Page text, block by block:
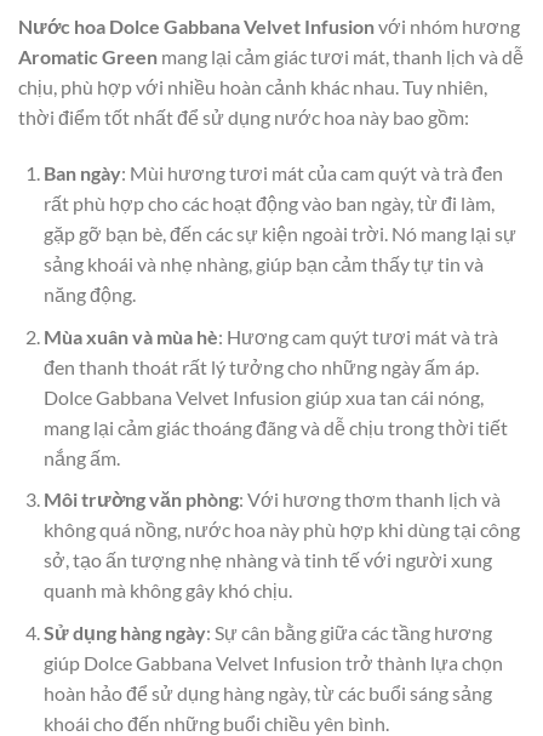
Nước hoa Dolce Gabbana Velvet Infusionvới nhóm hương
Aromatic Green mang lại cảm giác tươi mát, thanh lịch và dễ
chịu, phù hợp với nhiều hoàn cảnh khác nhau. Tuy nhiên,
thời điểm tốt nhất để sử dụng nước hoa này bao gồm:
Ban ngày: Mùi hương tươi mát của cam quýt và trà đen
rất phù hợp cho các hoạt động vào ban ngày, từ đi làm,
gặp gỡ bạn bè, đến các sự kiện ngoài trời. Nó mang lại sự
sảng khoái và nhẹ nhàng, giúp bạn cảm thấy tự tin và
năng động.
Mùa xuân và mùa hè: Hương cam quýt tươi mát và trà
đen thanh thoát rất lý tưởng cho những ngày ấm áp.
Dolce Gabbana Velvet Infusion giúp xua tan cái nóng,
mang lại cảm giác thoáng đãng và dễ chịu trong thời tiết
nắng ấm.
Môi trường văn phòng: Với hương thơm thanh lịch và
không quá nồng, nước hoa này phù hợp khi dùng tại công
sở, tạo ấn tượng nhẹ nhàng và tinh tế với người xung
quanh mà không gây khó chịu.
Sử dụng hàng ngày: Sự cân bằng giữa các tầng hương
giúp Dolce Gabbana Velvet Infusion trở thành lựa chọn
hoàn hảo để sử dụng hàng ngày, từ các buổi sáng sảng
khoái cho đến những buổi chiều yên bình.